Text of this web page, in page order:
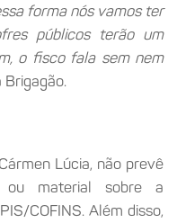
forma nós vamos ter
públicos terão um
o fisco fala sem nem
Lúcia, não prevê
ou material sobre a
COFINS. Além disso,